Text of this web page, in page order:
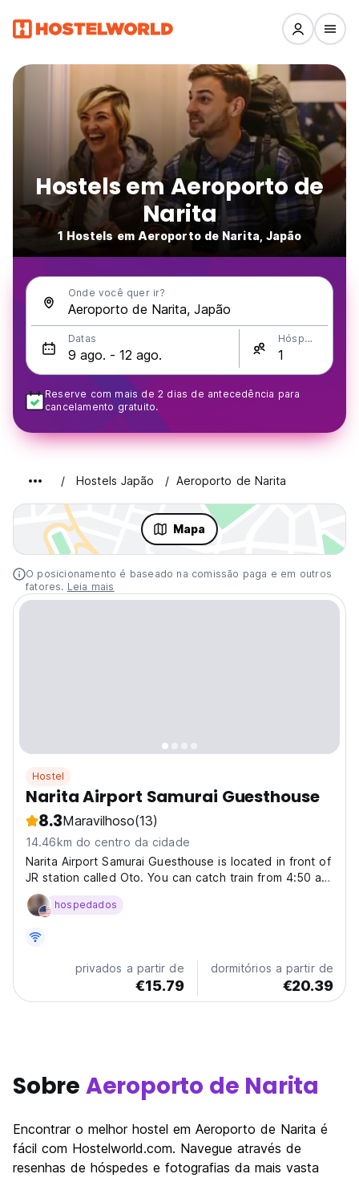
Hostels em Aeroporto de
Narita
1 Hostels em Aeroporto de Narita, Japão
Onde você quer ir?
Datas Hóspedes
Reserve com mais de 2 dias de antecedência para
cancelamento gratuito.
Hostels Japão Aeroporto de Narita
Mapa
O posicionamento é baseado na comissão paga e em outros
fatores. Leia mais
Hostel
Narita Airport Samurai Guesthouse
8.3Maravilhoso(13)
14.46km do centro da cidade
Narita Airport Samurai Guesthouse is located in front of
JR station called Oto. You can catch train from 4:50 am
to 23:30 pm that covers all early and late flights. We
also send a free shuttle to pick up to Narita airport
hospedados
privados a partir de
€15.79
dormitórios a partir de
€20.39
Sobre Aeroporto de Narita
Encontrar o melhor hostel em Aeroporto de Narita é
fácil com Hostelworld.com. Navegue através de
resenhas de hóspedes e fotografias da mais vasta